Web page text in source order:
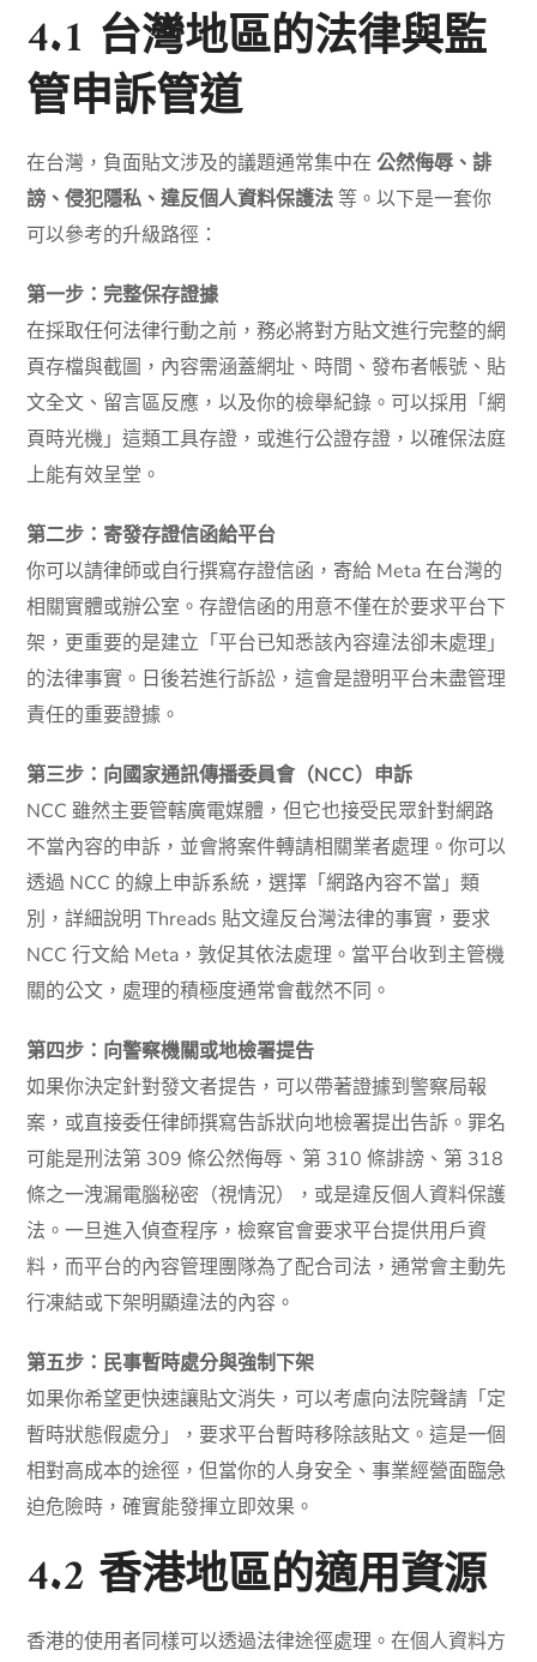
4.1 台灣地區的法律與監
管申訴管道
在台灣，負面貼文涉及的議題通常集中在公然侮辱、誹
謗、侵犯隱私、違反個人資料保護法 等。以下是一套你
可以參考的升級路徑：
第一步：完整保存證據
在採取任何法律行動之前，務必將對方貼文進行完整的網
頁存檔與截圖，內容需涵蓋網址、時間、發布者帳號、貼
文全文、留言區反應，以及你的檢舉紀錄。可以採用「網
頁時光機」這類工具存證，或進行公證存證，以確保法庭
上能有效呈堂。
第二步：寄發存證信函給平台
你可以請律師或自行撰寫存證信函，寄給 Meta 在台灣的
相關實體或辦公室。存證信函的用意不僅在於要求平台下
架，更重要的是建立「平台已知悉該內容違法卻未處理」
的法律事實。日後若進行訴訟，這會是證明平台未盡管理
責任的重要證據。
第三步：向國家通訊傳播委員會（NCC）申訴
NCC 雖然主要管轄廣電媒體，但它也接受民眾針對網路
不當內容的申訴，並會將案件轉請相關業者處理。你可以
透過 NCC 的線上申訴系統，選擇「網路內容不當」類
別，詳細說明 Threads 貼文違反台灣法律的事實，要求
NCC 行文給 Meta，敦促其依法處理。當平台收到主管機
關的公文，處理的積極度通常會截然不同。
第四步：向警察機關或地檢署提告
如果你決定針對發文者提告，可以帶著證據到警察局報
案，或直接委任律師撰寫告訴狀向地檢署提出告訴。罪名
可能是刑法第 309 條公然侮辱、第 310 條誹謗、第 318
條之一洩漏電腦秘密（視情況），或是違反個人資料保護
法。一旦進入偵查程序，檢察官會要求平台提供用戶資
料，而平台的內容管理團隊為了配合司法，通常會主動先
行凍結或下架明顯違法的內容。
第五步：民事暫時處分與強制下架
如果你希望更快速讓貼文消失，可以考慮向法院聲請「定
暫時狀態假處分」，要求平台暫時移除該貼文。這是一個
相對高成本的途徑，但當你的人身安全、事業經營面臨急
迫危險時，確實能發揮立即效果。
4.2 香港地區的適用資源
香港的使用者同樣可以透過法律途徑處理。在個人資料方